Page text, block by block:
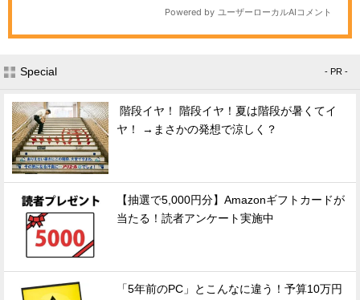
Special - PR -
階段イヤ！ 階段イヤ！夏は階段が暑くてイ
ヤ！ →まさかの発想で涼しく？
【抽選で5,000円分】Amazonギフトカードが
当たる！読者アンケート実施中
「5年前のPC」とこんなに違う！予算10万円